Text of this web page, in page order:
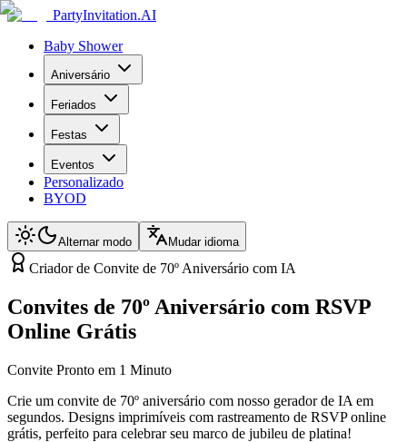
PartyInvitation.AI
Baby Shower
Aniversário
Feriados
Festas
Eventos
Personalizado
BYOD
Alternar modo Mudar idioma
Criador de Convite de 70º Aniversário com IA
Convites de 70º Aniversário com RSVP
Online Grátis
Convite Pronto em 1 Minuto
Crie um convite de 70º aniversário com nosso gerador de IA em
segundos. Designs imprimíveis com rastreamento de RSVP online
grátis, perfeito para celebrar seu marco de jubileu de platina!